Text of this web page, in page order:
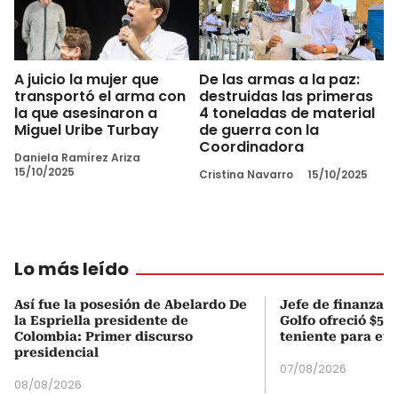
A juicio la mujer que
transportó el arma con
la que asesinaron a
Miguel Uribe Turbay
Daniela Ramírez Ariza
15/10/2025
De las armas a la paz:
destruidas las primeras
4 toneladas de material
de guerra con la
Coordinadora
Cristina Navarro 15/10/2025
Lo más leído
Así fue la posesión de Abelardo De
la Espriella presidente de
Colombia: Primer discurso
presidencial
08/08/2026
Jefe de finanzas
Golfo ofreció
teniente para
07/08/2026